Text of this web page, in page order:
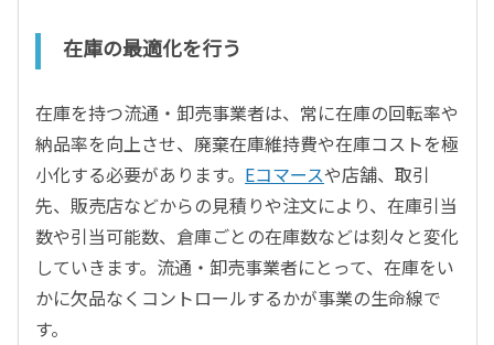
在庫の最適化を行う
在庫を持つ流通・卸売事業者は、常に在庫の回転率や
納品率を向上させ、廃棄在庫維持費や在庫コストを極
小化する必要があります。 Eコマースや店舗、取引
先、販売店などからの見積りや注文により、在庫引当
数や引当可能数、倉庫ごとの在庫数などは刻々と変化
していきます。流通・卸売事業者にとって、在庫をい
かに欠品なくコントロールするかが事業の生命線で
す。